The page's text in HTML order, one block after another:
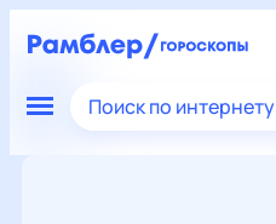
Поиск по интернету